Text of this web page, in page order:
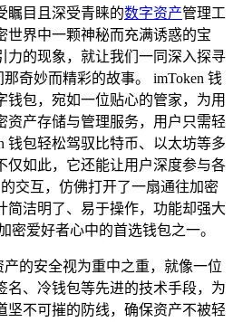
瞩目且深受青睐的数字资产管理工
世界中一颗神秘而充满诱惑的宝
力的现象，就让我们一同深入探寻
奇妙而精彩的故事。 imToken 钱
钱包，宛如一位贴心的管家，为用
资产存储与管理服务，用户只需轻
钱包轻松驾驭比特币、以太坊等多
仅如此，它还能让用户深度参与各
交互，仿佛打开了一扇通往加密
简洁明了、易于操作，功能却强大
密爱好者心中的首选钱包之一。
产的安全视为重中之重，就像一位
名、冷钱包等先进的技术手段，为
坚不可摧的防线，确保资产不被轻